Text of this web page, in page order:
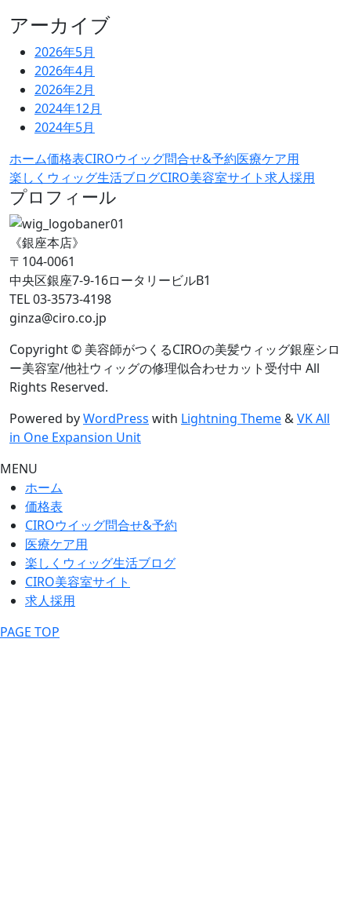
アーカイブ
2026年5月
2026年4月
2026年2月
2024年12月
2024年5月
ホーム価格表CIROウイッグ問合せ&予約医療ケア用
楽しくウィッグ生活ブログCIRO美容室サイト求人採用
プロフィール
《銀座本店》
〒104-0061
中央区銀座7-9-16ロータリービルB1
TEL 03-3573-4198
ginza@ciro.co.jp
Copyright © 美容師がつくるCIROの美髪ウィッグ銀座シロ
ー美容室/他社ウィッグの修理似合わせカット受付中 All
Rights Reserved.
Powered byWordPress with Lightning Theme&VK All
in One Expansion Unit
MENU
ホーム
価格表
CIROウイッグ問合せ&予約
医療ケア用
楽しくウィッグ生活ブログ
CIRO美容室サイト
求人採用
PAGE TOP